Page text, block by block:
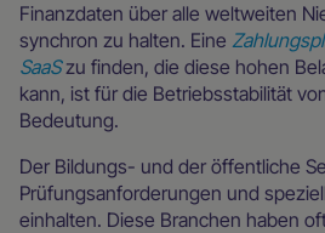
Finanzdaten über alle weltweiten
synchron zu halten. Eine
SaaSzu finden, die diese hohen
kann, ist für die Betriebsstabilität
Bedeutung.
Der Bildungs- und der öffentliche
Prüfungsanforderungen und
einhalten. Diese Branchen haben